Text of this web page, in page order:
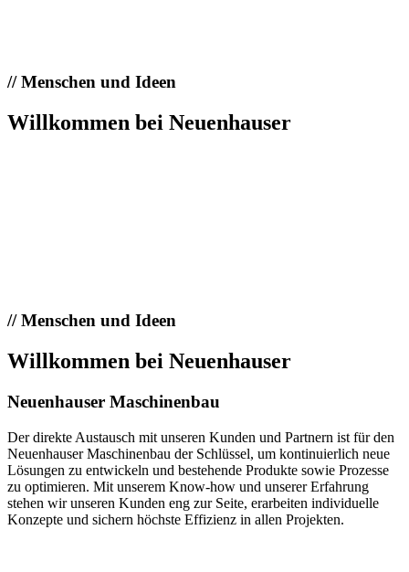
//Menschen und Ideen
Willkommen bei Neuenhauser
//Menschen und Ideen
Willkommen bei Neuenhauser
Neuenhauser Maschinenbau
Der direkte Austausch mit unseren Kunden und Partnern ist für den
Neuenhauser Maschinenbau der Schlüssel, um kontinuierlich neue
Lösungen zu entwickeln und bestehende Produkte sowie Prozesse
zu optimieren. Mit unserem Know-how und unserer Erfahrung
stehen wir unseren Kunden eng zur Seite, erarbeiten individuelle
Konzepte und sichern höchste Effizienz in allen Projekten.